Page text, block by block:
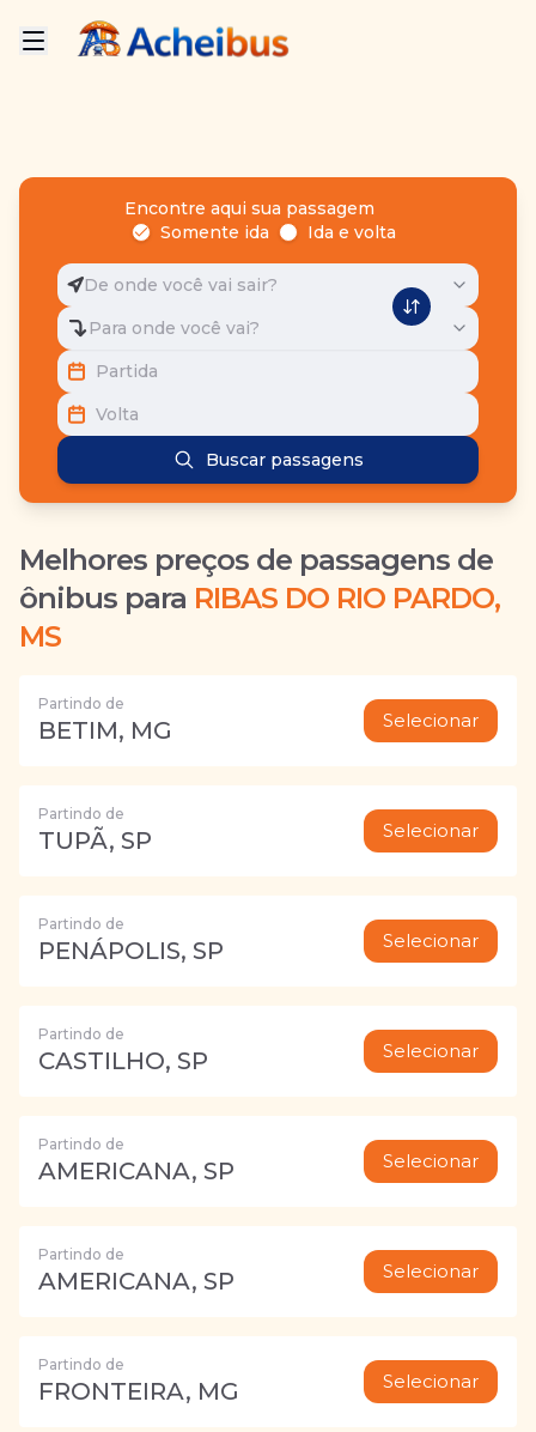
Encontre aqui sua passagem
Somente ida
Ida e volta
De onde você vai sair?
Para onde você vai?
Partida
Volta
Buscar passagens
Melhores preços de passagens de
ônibus para RIBAS DO RIO PARDO,
MS
Partindo de
BETIM, MG Selecionar
Partindo de
TUPÃ, SP Selecionar
Partindo de
PENÁPOLIS, SP Selecionar
Partindo de
CASTILHO, SP Selecionar
Partindo de
AMERICANA, SP Selecionar
Partindo de
AMERICANA, SP Selecionar
Partindo de
FRONTEIRA, MG Selecionar